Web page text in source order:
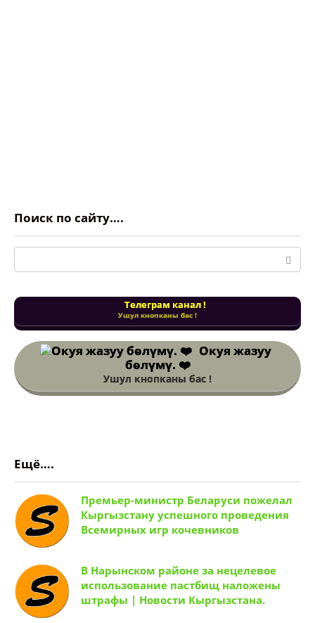
Поиск по сайту….
Поиск:
Телеграм канал !
Ушул кнопканы бас !
Окуя жазуу
бөлүмү. ❤️
Ушул кнопканы бас !
Ещё….
Премьер-министр Беларуси пожелал
Кыргызстану успешного проведения
Всемирных игр кочевников
В Нарынском районе за нецелевое
использование пастбищ наложены
штрафы | Новости Кыргызстана.